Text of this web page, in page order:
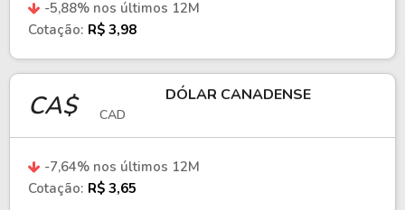
Em termos de consumo, o euro possui maior
competitividade doméstica. Já no cenário
financeiro, essa relação influencia operações
de hedge, estratégias de carry trade e
decisões de diversificação geográfica em
fundos globais.
-5,88% nos últimos 12M
Cotação: R$ 3,98
CA$ DÓLAR CANADENSE
CAD
-7,64% nos últimos 12M
Cotação: R$ 3,65